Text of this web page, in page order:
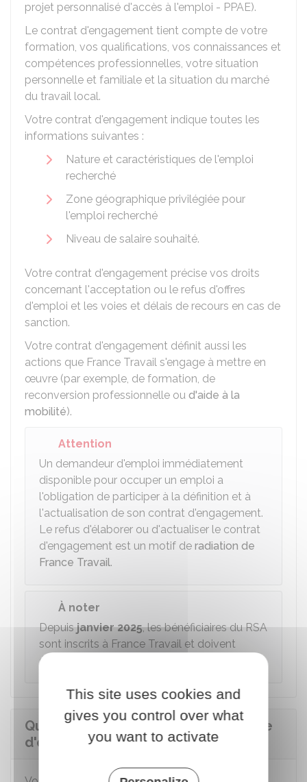
projet personnalisé d'accès à l'emploi - PPAE).
Le contrat d'engagement tient compte de votre
formation, vos qualifications, vos connaissances et
compétences professionnelles, votre situation
personnelle et familiale et la situation du marché
du travail local.
Votre contrat d'engagement indique toutes les
informations suivantes :
Nature et caractéristiques de l'emploi
recherché
Zone géographique privilégiée pour
l'emploi recherché
Niveau de salaire souhaité.
Votre contrat d'engagement précise vos droits
concernant l'acceptation ou le refus d'offres
d'emploi et les voies et délais de recours en cas de
sanction.
Votre contrat d'engagement définit aussi les
actions que France Travail s'engage à mettre en
œuvre (par exemple, de formation, de
reconversion professionnelle ou d'aide à la
mobilité).
Attention
Un demandeur d'emploi immédiatement
disponible pour occuper un emploi a
l'obligation de participer à la définition et à
l'actualisation de son contrat d'engagement.
Le refus d'élaborer ou d'actualiser le contrat
d'engagement est un motif de radiation de
France Travail.
À noter
Depuisjanvier 2025, les bénéficiaires du RSA
sont inscrits à France Travail et doivent
également signer un contrat d'engagement.
Qu'est-ce que la recherche effective
d'emploi ?
This site uses cookies and
gives you control over what
you want to activate